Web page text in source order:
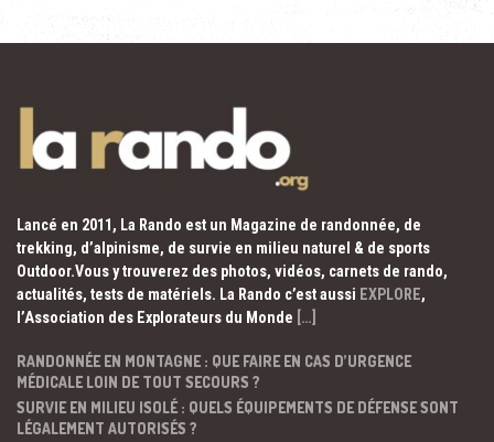
Lancé en 2011, La Rando est un Magazine de randonnée, de
trekking, d’alpinisme, de survie en milieu naturel & de sports
Outdoor.Vous y trouverez des photos, vidéos, carnets de rando,
actualités, tests de matériels. La Rando c’est aussi EXPLORE,
l’Association des Explorateurs du Monde […]
RANDONNÉE EN MONTAGNE : QUE FAIRE EN CAS D’URGENCE
MÉDICALE LOIN DE TOUT SECOURS ?
SURVIE EN MILIEU ISOLÉ : QUELS ÉQUIPEMENTS DE DÉFENSE SONT
LÉGALEMENT AUTORISÉS ?